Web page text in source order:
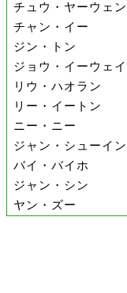
チュウ・ヤーウェン
チャン・イー
ジン・トン
ジョウ・イーウェイ
リウ・ハオラン
リー・イートン
ニー・ニー
ジャン・シューイン
バイ・バイホ
ジャン・シン
ヤン・ズー